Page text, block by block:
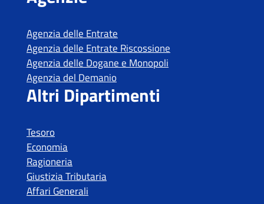
Tesoro
Economia
Ragioneria
Giustizia Tributaria
Affari Generali